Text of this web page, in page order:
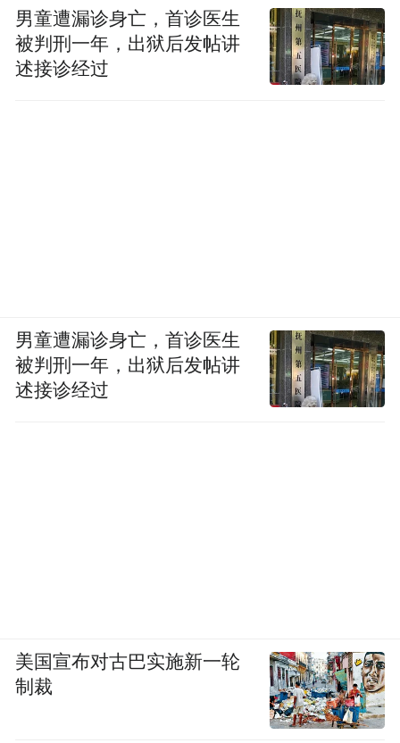
男童遭漏诊身亡，首诊医生
被判刑一年，出狱后发帖讲
述接诊经过
男童遭漏诊身亡，首诊医生
被判刑一年，出狱后发帖讲
述接诊经过
美国宣布对古巴实施新一轮
制裁